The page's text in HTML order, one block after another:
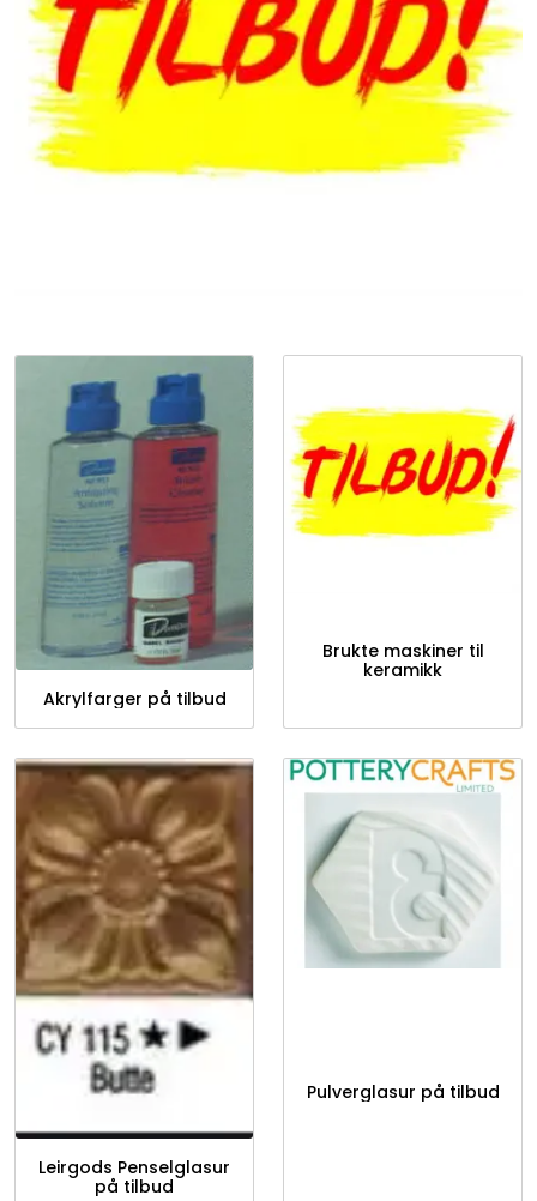
Akrylfarger på tilbud
Brukte maskiner til
keramikk
Leirgods Penselglasur
på tilbud
Pulverglasur på tilbud
Råmaterialer
Gipsformer
Dekaler